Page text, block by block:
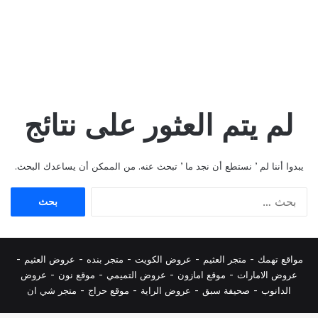
لم يتم العثور على نتائج
يبدوا أننا لم ’ نستطع أن نجد ما ’ تبحث عنه. من الممكن أن يساعدك البحث.
مواقع تهمك - متجر العثيم - عروض الكويت - متجر بنده - عروض العثيم -
عروض الامارات - موقع امازون - عروض التميمي - موقع نون - عروض
الدانوب - صحيفة سبق - عروض الراية - موقع حراج - متجر شي ان